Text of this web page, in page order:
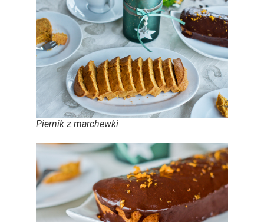
Piernik z marchewki